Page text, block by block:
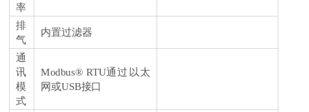
率
排
气
内置过滤器
通
讯
模
式
Modbus® RTU通过以太
网或USB接口